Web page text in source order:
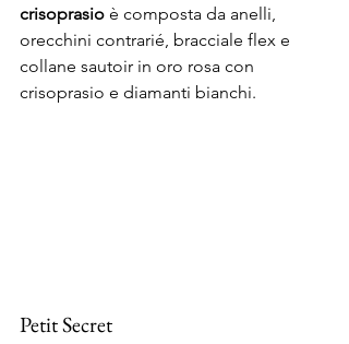
crisoprasio è composta da anelli,
orecchini contrarié, bracciale flex e
collane sautoir in oro rosa con
crisoprasio e diamanti bianchi.
Petit Secret